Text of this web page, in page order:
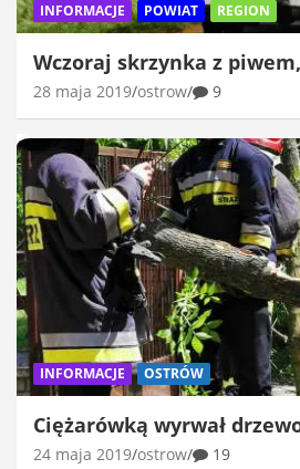
INFORMACJE POWIAT REGION
Wczoraj skrzynka z piwem,
28 maja 2019 ostrow 9
INFORMACJE OSTRÓW
Ciężarówką wyrwał
24 maja 2019 ostrow 19